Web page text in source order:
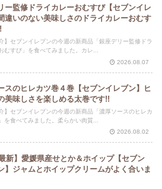
ー監修ドライカレーおむすび【セブンイレ
違いのない美味しさのドライカレーおむす
】セブンイレブンの今週の新商品「銀座デリー監修ドラ
むすび」を食べてみました。カレ...
2026.08.07
スのヒレカツ巻４巻【セブンイレブン】ヒ
美味しさを楽しめる太巻です!!
】セブンイレブンの今週の新商品「濃厚ソースのヒレカ
を食べてみました。柔らかい肉質...
2026.08.02
最新】愛媛県産せとか＆ホイップ【セブン
】ジャムとホイップクリームがよく合いま